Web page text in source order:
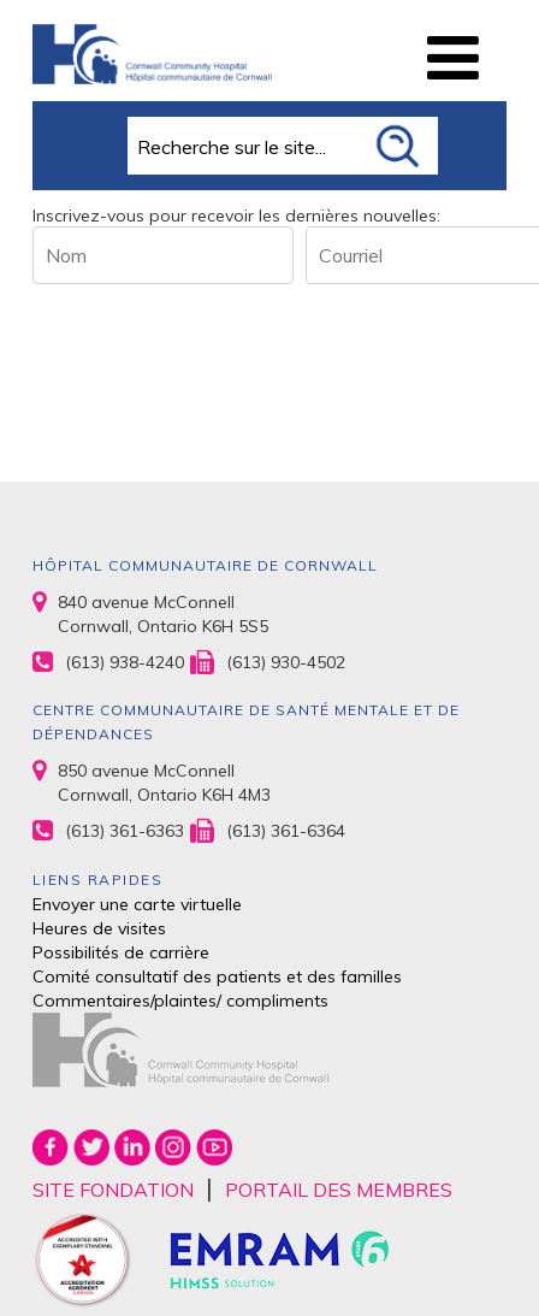
Inscrivez-vous pour recevoir les dernières nouvelles:
Name
HÔPITAL COMMUNAUTAIRE DE CORNWALL
840 avenue McConnell
Cornwall, Ontario K6H 5S5
(613) 938-4240
(613) 930-4502
CENTRE COMMUNAUTAIRE DE SANTÉ MENTALE ET DE
DÉPENDANCES
850 avenue McConnell
Cornwall, Ontario K6H 4M3
(613) 361-6363
(613) 361-6364
LIENS RAPIDES
Envoyer une carte virtuelle
Heures de visites
Possibilités de carrière
Comité consultatif des patients et des familles
Commentaires/plaintes/compliments
SITE FONDATION | PORTAIL DES MEMBRES